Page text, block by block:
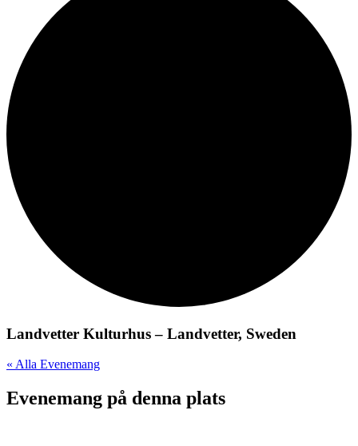
Landvetter Kulturhus – Landvetter, Sweden
« Alla Evenemang
Evenemang på denna plats